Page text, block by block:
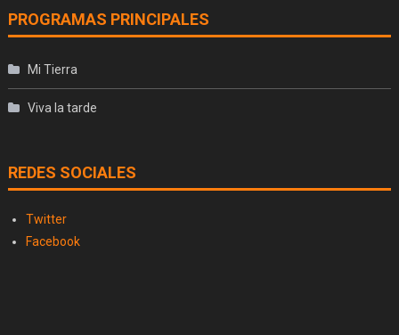
PROGRAMAS PRINCIPALES
Mi Tierra
Viva la tarde
REDES SOCIALES
Twitter
Facebook